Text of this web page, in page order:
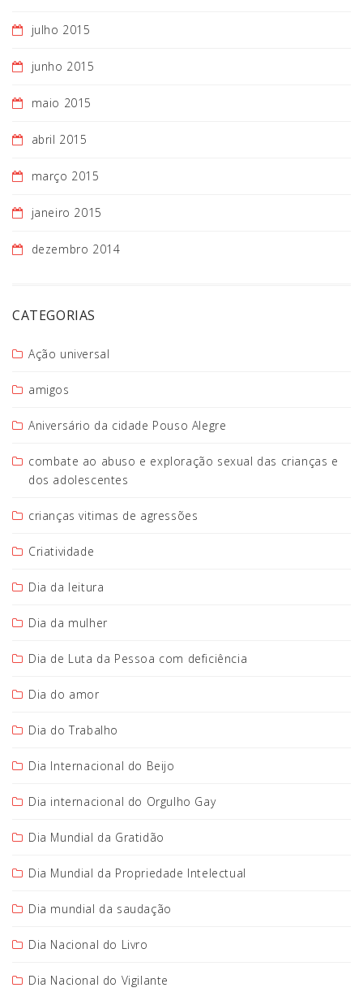
julho 2015
junho 2015
maio 2015
abril 2015
março 2015
janeiro 2015
dezembro 2014
CATEGORIAS
Ação universal
amigos
Aniversário da cidade Pouso Alegre
combate ao abuso e exploração sexual das crianças e
dos adolescentes
crianças vitimas de agressões
Criatividade
Dia da leitura
Dia da mulher
Dia de Luta da Pessoa com deficiência
Dia do amor
Dia do Trabalho
Dia Internacional do Beijo
Dia internacional do Orgulho Gay
Dia Mundial da Gratidão
Dia Mundial da Propriedade Intelectual
Dia mundial da saudação
Dia Nacional do Livro
Dia Nacional do Vigilante